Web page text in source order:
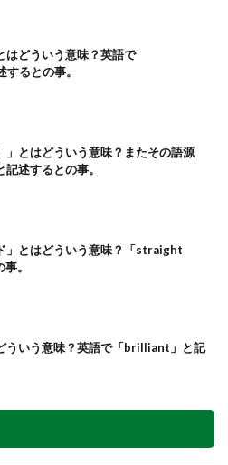
はどういう意味？英語で
るとの事。
」とはどういう意味？またその語源
述するとの事。
」とはどういう意味？「straight
。
ういう意味？英語で「brilliant」と記